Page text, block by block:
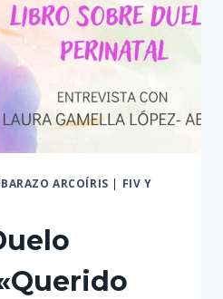
ARCOÍRIS | FIV Y